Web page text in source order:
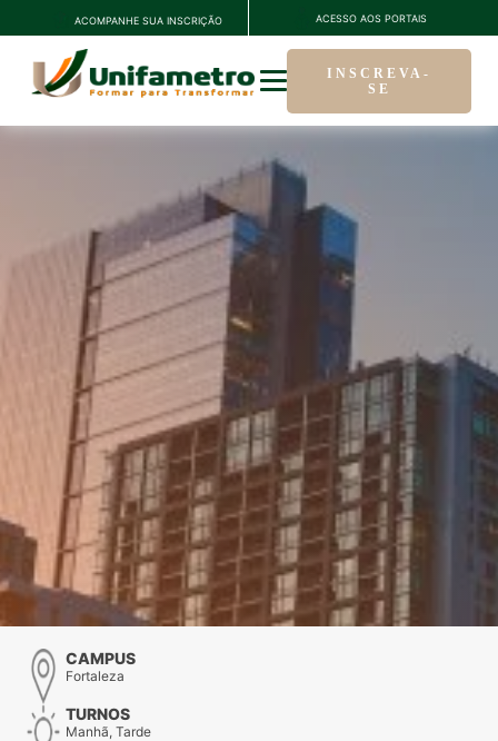
ACOMPANHE SUA INSCRIÇÃO ACESSO AOS PORTAIS
INSCREVA-
SE
CAMPUS
Fortaleza
TURNOS
Manhã, Tarde